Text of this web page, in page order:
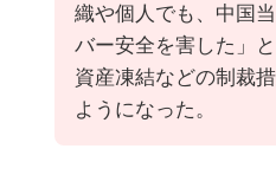
織や個人でも、中国
バー安全を害した」
資産凍結などの制裁
ようになった。